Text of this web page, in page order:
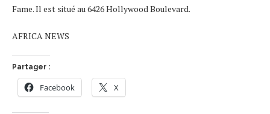
Fame. Il est situé au 6426 Hollywood Boulevard.
AFRICA NEWS
Partager :
Facebook X